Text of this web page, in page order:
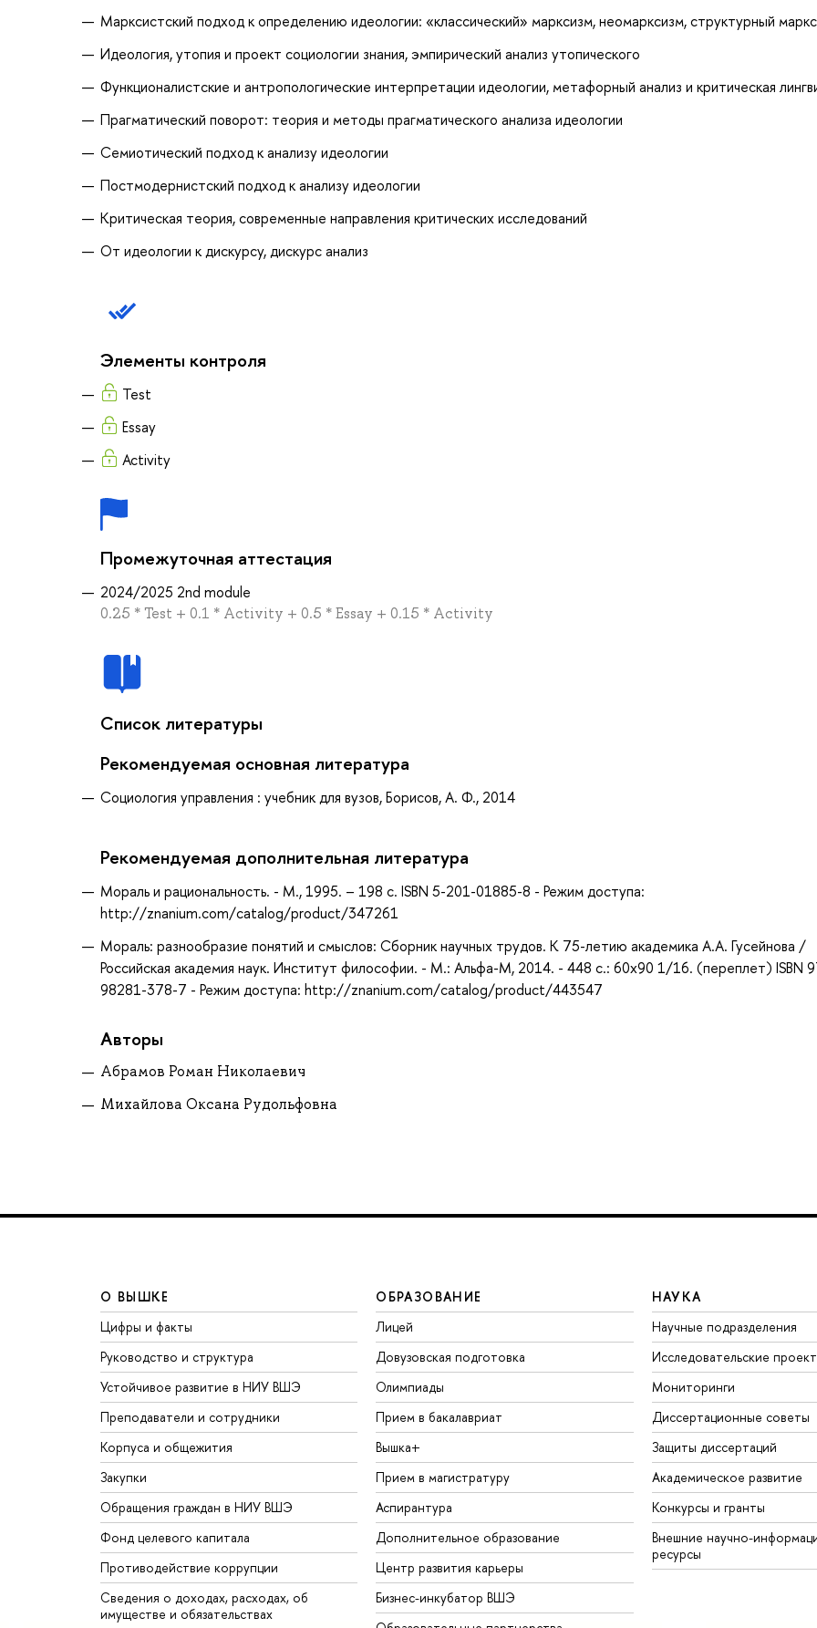
Марксистский подход к определению идеологии: «классический» марксизм, неомарксизм, структурный
Идеология, утопия и проект социологии знания, эмпирический анализ утопического
Функционалистские и антропологические интерпретации идеологии, метафорный анализ и критическая
Прагматический поворот: теория и методы прагматического анализа идеологии
Семиотический подход к анализу идеологии
Постмодернистский подход к анализу идеологии
Критическая теория, современные направления критических исследований
От идеологии к дискурсу, дискурс анализ
Элементы контроля
Test
Essay
Activity
Промежуточная аттестация
2024/2025 2nd module
0.25 * Test + 0.1 * Activity + 0.5 * Essay + 0.15 * Activity
Список литературы
Рекомендуемая основная литература
Социология управления : учебник для вузов, Борисов, А. Ф., 2014
Рекомендуемая дополнительная литература
Мораль и рациональность. - М., 1995. – 198 с. ISBN 5-201-01885-8 - Режим доступа:
http://znanium.com/catalog/product/347261
Мораль: разнообразие понятий и смыслов: Сборник научных трудов. К 75-летию академика А.А. Гусейнова /
Российская академия наук. Институт философии. - М.: Альфа-М, 2014. - 448 с.: 60x90 1/16. (переплет) ISBN
98281-378-7 - Режим доступа: http://znanium.com/catalog/product/443547
Авторы
Абрамов Роман Николаевич
Михайлова Оксана Рудольфовна
О ВЫШКЕ
Цифры и факты
Руководство и структура
Устойчивое развитие в НИУ ВШЭ
Преподаватели и сотрудники
Корпуса и общежития
Закупки
Обращения граждан в НИУ ВШЭ
Фонд целевого капитала
Противодействие коррупции
Сведения о доходах, расходах, об
имуществе и обязательствах
ОБРАЗОВАНИЕ
Лицей
Довузовская подготовка
Олимпиады
Прием в бакалавриат
Вышка+
Прием в магистратуру
Аспирантура
Дополнительное образование
Центр развития карьеры
Бизнес-инкубатор ВШЭ
НАУКА
Научные подразделения
Исследовательские
Мониторинги
Диссертационные советы
Защиты диссертаций
Академическое развитие
Конкурсы и гранты
Внешние научно-
ресурсы